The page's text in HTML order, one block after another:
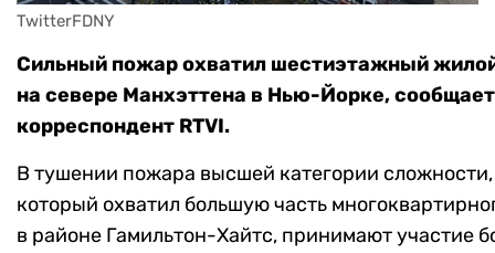
TwitterFDNY
Сильный пожар охватил шестиэтажный
на севере Манхэттена в Нью-Йорке, сообщает
корреспондент RTVI.
В тушении пожара высшей категории сложности,
который охватил большую часть
в районе Гамильтон-Хайтс, принимают участие